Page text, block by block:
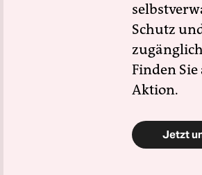
Schutz
Finden
Aktion.
Jetzt